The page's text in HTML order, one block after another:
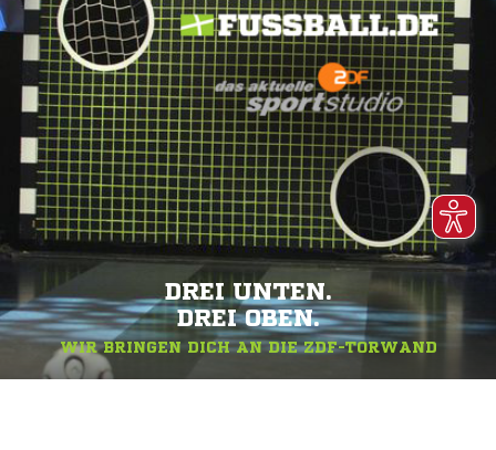
DREI UNTEN.
DREI OBEN.
WIR BRINGEN DICH AN DIE ZDF-TORWAND